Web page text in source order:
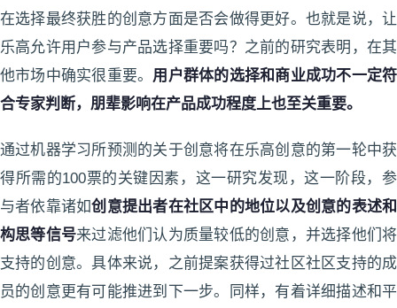
在选择最终获胜的创意方面是否会做得更好。也就是说，让
乐高允许用户参与产品选择重要吗？之前的研究表明，在其
他市场中确实很重要。 用户群体的选择和商业成功不一定符
合专家判断，朋辈影响在产品成功程度上也至关重要。
通过机器学习所预测的关于创意将在乐高创意的第一轮中获
得所需的100票的关键因素，这一研究发现，这一阶段，参
与者依靠诸如创意提出者在社区中的地位以及创意的表述和
构思等信号来过滤他们认为质量较低的创意，并选择他们将
支持的创意。具体来说，之前提案获得过社区社区支持的成
员的创意更有可能推进到下一步。同样，有着详细描述和平